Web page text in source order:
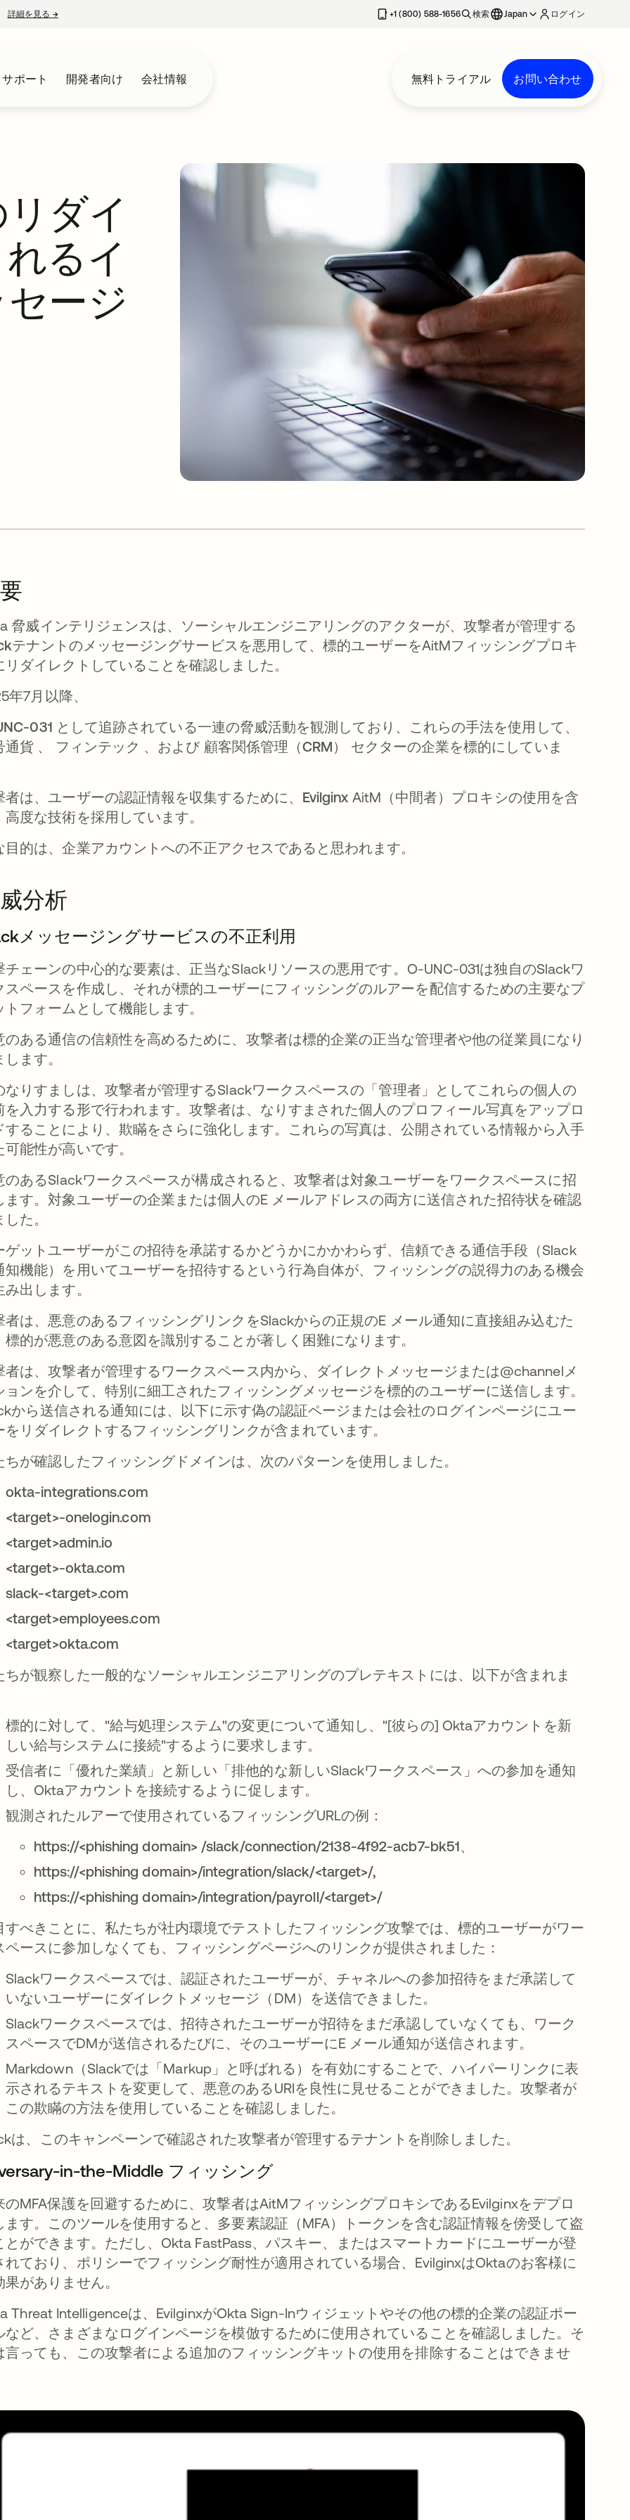
詳細を見る →新しいタブで開く +1 (800) 588-1656 検索 Japan ログイン
ポート 開発者向け 会社情報 無料トライアル お問い合わせ
ダイ
るイ
ージ
脅威インテリジェンスは、ソーシャルエンジニアリングのアクターが、攻撃者が管理する
テナントのメッセージングサービスを悪用して、標的ユーザーをAitMフィッシングプロキ
リダイレクトしていることを確認しました。
年7月以降、
031 として追跡されている一連の脅威活動を観測しており、これらの手法を使用して、
通貨 、 フィンテック 、および 顧客関係管理（CRM）
セクターの企業を標的にしていま
者は、ユーザーの認証情報を収集するために、 Evilginx AitM（中間者）プロキシの使用を含
高度な技術を採用しています。
目的は、企業アカウントへの不正アクセスであると思われます。
分析
メッセージングサービスの不正利用
チェーンの中心的な要素は、正当なSlackリソースの悪用です。O-UNC-031は独自のSlackワ
スペースを作成し、それが標的ユーザーにフィッシングのルアーを配信するための主要なプ
トフォームとして機能します。
のある通信の信頼性を高めるために、攻撃者は標的企業の正当な管理者や他の従業員になり
ます。
なりすましは、攻撃者が管理するSlackワークスペースの「管理者」としてこれらの個人の
を入力する形で行われます。攻撃者は、なりすまされた個人のプロフィール写真をアップロ
することにより、欺瞞をさらに強化します。これらの写真は、公開されている情報から入手
可能性が高いです。
のあるSlackワークスペースが構成されると、攻撃者は対象ユーザーをワークスペースに招
ます。対象ユーザーの企業または個人のE メールアドレスの両方に送信された招待状を確認
た。
ゲットユーザーがこの招待を承諾するかどうかにかかわらず、信頼できる通信手段（Slack
知機能）を用いてユーザーを招待するという行為自体が、フィッシングの説得力のある機会
み出します。
者は、悪意のあるフィッシングリンクをSlackからの正規のE メール通知に直接組み込むた
標的が悪意のある意図を識別することが著しく困難になります。
者は、攻撃者が管理するワークスペース内から、ダイレクトメッセージまたは@channelメ
ョンを介して、特別に細工されたフィッシングメッセージを標的のユーザーに送信します。
から送信される通知には、以下に示す偽の認証ページまたは会社のログインページにユー
をリダイレクトするフィッシングリンクが含まれています。
ちが確認したフィッシングドメインは、次のパターンを使用しました。
okta-integrations.com
<target>-onelogin.com
<target>admin.io
<target>-okta.com
slack-<target>.com
<target>employees.com
<target>okta.com
ちが観察した一般的なソーシャルエンジニアリングのプレテキストには、以下が含まれま
標的に対して、"給与処理システム"の変更について通知し、"[彼らの] Oktaアカウントを新
しい給与システムに接続"するように要求します。
受信者に「優れた業績」と新しい「排他的な新しいSlackワークスペース」への参加を通知
し、Oktaアカウントを接続するように促します。
観測されたルアーで使用されているフィッシングURLの例：
https://<phishing domain> /slack/connection/2138-4f92-acb7-bk51、
https://<phishing domain>/integration/slack/<target>/,
https://<phishing domain>/integration/payroll/<target>/
すべきことに、私たちが社内環境でテストしたフィッシング攻撃では、標的ユーザーがワー
ペースに参加しなくても、フィッシングページへのリンクが提供されました：
Slackワークスペースでは、認証されたユーザーが、チャネルへの参加招待をまだ承諾して
いないユーザーにダイレクトメッセージ（DM）を送信できました。
Slackワークスペースでは、招待されたユーザーが招待をまだ承認していなくても、ワーク
スペースでDMが送信されるたびに、そのユーザーにE メール通知が送信されます。
Markdown（Slackでは「Markup」と呼ばれる）を有効にすることで、ハイパーリンクに表
示されるテキストを変更して、悪意のあるURIを良性に見せることができました。攻撃者が
この欺瞞の方法を使用していることを確認しました。
は、このキャンペーンで確認された攻撃者が管理するテナントを削除しました。
in-the-Middle フィッシング
のMFA保護を回避するために、攻撃者はAitMフィッシングプロキシであるEvilginxをデプロ
ます。このツールを使用すると、多要素認証（MFA）トークンを含む認証情報を傍受して盗
とができます。ただし、Okta FastPass、パスキー、またはスマートカードにユーザーが登
れており、ポリシーでフィッシング耐性が適用されている場合、EvilginxはOktaのお客様に
果がありません。
Threat Intelligenceは、EvilginxがOkta Sign-Inウィジェットやその他の標的企業の認証ポー
など、さまざまなログインページを模倣するために使用されていることを確認しました。そ
言っても、この攻撃者による追加のフィッシングキットの使用を排除することはできませ